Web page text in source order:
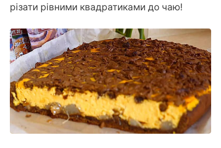
різати рівними квадратиками до чаю!